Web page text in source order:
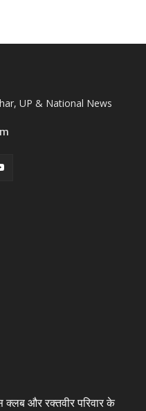
UP & National News
क्लब और रक्तवीर परिवार के